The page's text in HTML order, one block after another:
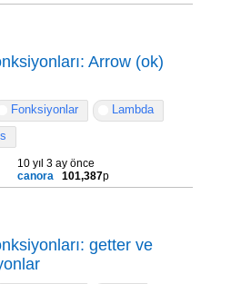
Arrow (ok)
Fonksiyonlar
Lambda
10 yıl 3 ay önce
canora
101,387p
getter ve